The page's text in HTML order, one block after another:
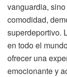
vanguardia,
comodidad,
superdeportivo.
en todo el
ofrecer una
emocionante y